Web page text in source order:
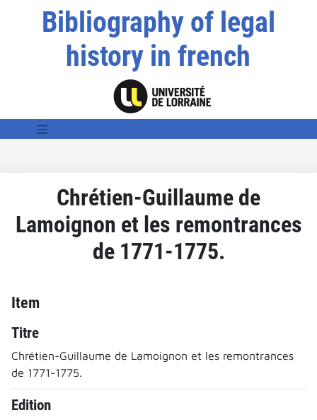
Bibliography of legal
history in french
Chrétien-Guillaume de
Lamoignon et les remontrances
de 1771-1775.
Item
Titre
Chrétien-Guillaume de Lamoignon et les remontrances
de 1771-1775.
Edition